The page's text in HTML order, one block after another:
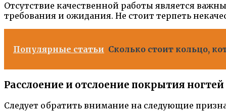
Отсутствие качественной работы является
требования и ожидания. Не стоит терпеть
Популярные статьи Сколько стоит кольцо,
Расслоение и отслоение покрытия ногтей
Следует обратить внимание на следующие